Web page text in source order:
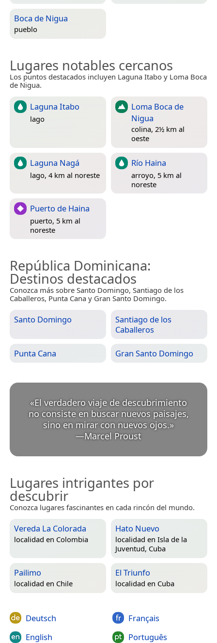
Boca de Nigua
pueblo
Lugares notables cercanos
Los puntos destacados incluyen Laguna Itabo y Loma Boca
de Nigua.
Laguna Itabo
lago
Loma Boca de
Nigua
colina, 2½ km al
oeste
Laguna Nagá
lago, 4 km al noreste
Río Haina
arroyo, 5 km al
noreste
Puerto de Haina
puerto, 5 km al
noreste
República Dominicana:
Destinos destacados
Conozca más sobre Santo Domingo, Santiago de los
Caballeros, Punta Cana y Gran Santo Domingo.
Santo Domingo
Santiago de los
Caballeros
Punta Cana Gran Santo Domingo
«El verdadero viaje de descubrimiento
no consiste en buscar nuevos paisajes,
sino en mirar con nuevos ojos.
—Marcel Proust
Lugares intrigantes por
descubrir
Conozca lugares fascinantes en cada rincón del mundo.
Vereda La Colorada
localidad en Colombia
Hato Nuevo
localidad en Isla de la
Juventud, Cuba
Pailimo
localidad en Chile
El Triunfo
localidad en Cuba
Deutsch
English
Français
Português